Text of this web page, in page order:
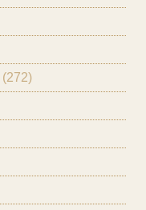
(272)